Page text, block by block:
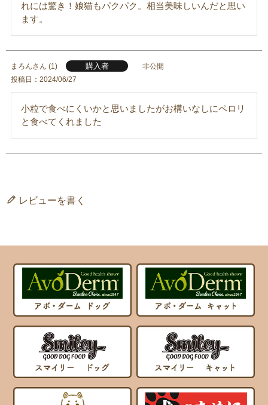
れには驚き！娘猫もパクパク。相当美味しいんだと思い
ます。
まろん 1 購入者
非公開
投稿日
2024/06/27
小粒で食べにくいかと思いましたがお構いなしにペロリ
と食べてくれました
レビューを書く